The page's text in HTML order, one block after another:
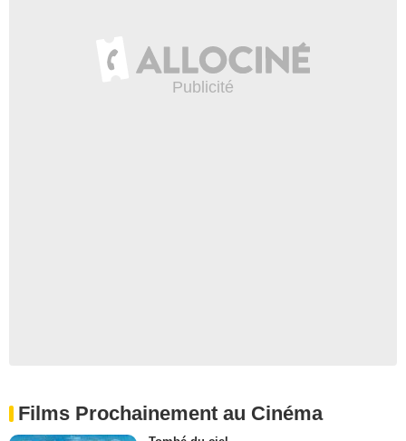
Films Prochainement au Cinéma